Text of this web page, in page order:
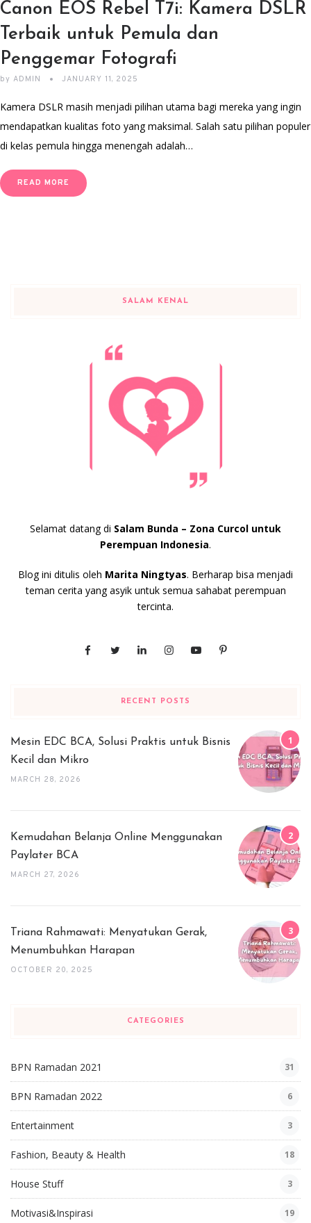
Canon EOS Rebel T7i: Kamera DSLR
Terbaik untuk Pemula dan
Penggemar Fotografi
by ADMIN JANUARY 11, 2025
Kamera DSLR masih menjadi pilihan utama bagi mereka yang ingin
mendapatkan kualitas foto yang maksimal. Salah satu pilihan populer
di kelas pemula hingga menengah adalah…
READ MORE
SALAM KENAL
Selamat datang di Salam Bunda – Zona Curcol untuk
Perempuan Indonesia.
Blog ini ditulis oleh Marita Ningtyas. Berharap bisa menjadi
teman cerita yang asyik untuk semua sahabat perempuan
tercinta.
RECENT POSTS
Mesin EDC BCA, Solusi Praktis untuk Bisnis
Kecil dan Mikro
MARCH 28, 2026
Kemudahan Belanja Online Menggunakan
Paylater BCA
MARCH 27, 2026
Triana Rahmawati: Menyatukan Gerak,
Menumbuhkan Harapan
OCTOBER 20, 2025
CATEGORIES
BPN Ramadan 2021 31
BPN Ramadan 2022 6
Entertainment 3
Fashion, Beauty & Health 18
House Stuff 3
Motivasi&Inspirasi 19